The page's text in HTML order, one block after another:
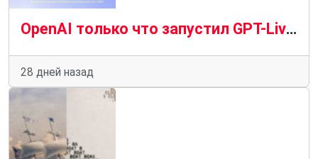
OpenAI только что запустил GPT-Live: голосовой режим ChatGPT научился лучше слушать, молчать и отвечать
28 дней назад